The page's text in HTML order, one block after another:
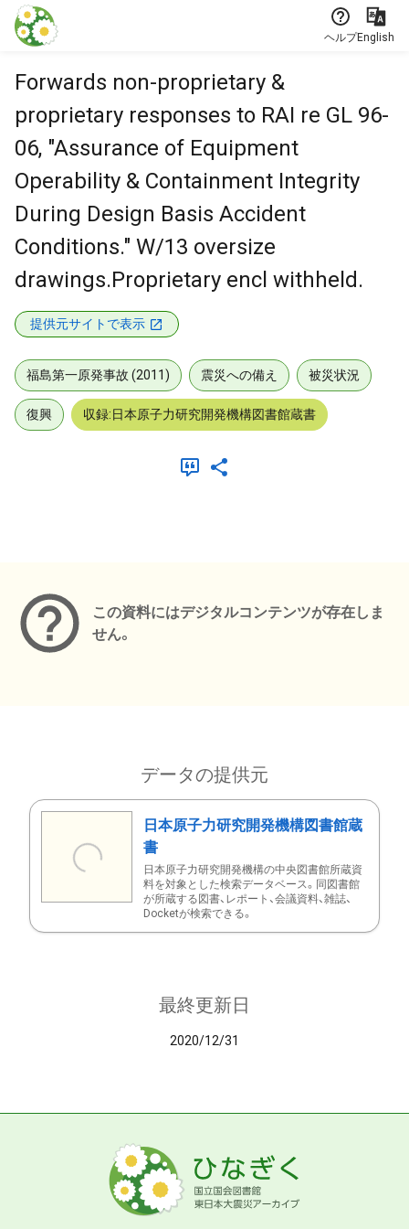
本文に飛ぶ
ヘルプEnglish
Forwards non-proprietary &
proprietary responses to RAI re GL 96-
06, "Assurance of Equipment
Operability & Containment Integrity
During Design Basis Accident
Conditions." W/13 oversize
drawings.Proprietary encl withheld.
提供元サイトで表示
福島第一原発事故 (2011) 震災への備え 被災状況
復興 収録:日本原子力研究開発機構図書館蔵書
この資料にはデジタルコンテンツが存在しま
せん。
データの提供元
日本原子力研究開発機構図書館蔵
書
日本原子力研究開発機構の中央図書館所蔵資
料を対象とした検索データベース。同図書館
が所蔵する図書、レポート、会議資料、雑誌、
Docketが検索できる。
最終更新日
2020/12/31